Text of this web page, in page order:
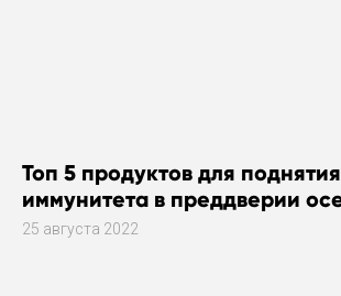
Топ 5 продуктов для поднятия
иммунитета в преддверии
25 августа 2022